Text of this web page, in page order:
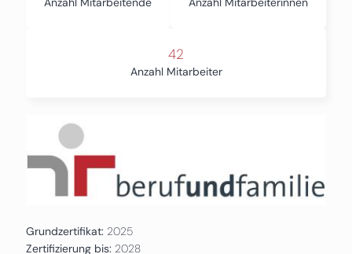
42
Anzahl Mitarbeiter
Grundzertifikat: 2025
Zertifizierung bis: 2028